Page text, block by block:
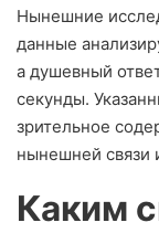
Нынешние
данные
а душевный
секунды.
зрительное
нынешней связи
Каким